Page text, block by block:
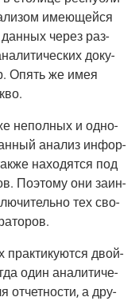
име­ю­щей­ся
через раз­
доку­
Опять же имея
.
непол­ных и одно­
ана­лиз инфор­
нахо­дят­ся под
Поэто­му они заин­
тех сво­
прак­ти­ку­ют­ся двой­
один ана­ли­ти­че­
отчет­но­сти, а дру­